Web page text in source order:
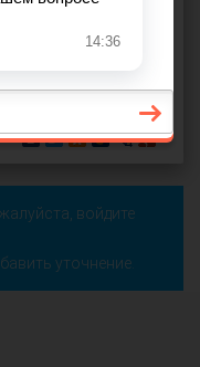
наследники по
войдите
уточнение.